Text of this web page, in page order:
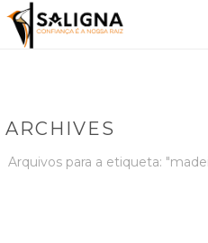
ARCHIVES
Arquivos para a etiqueta: